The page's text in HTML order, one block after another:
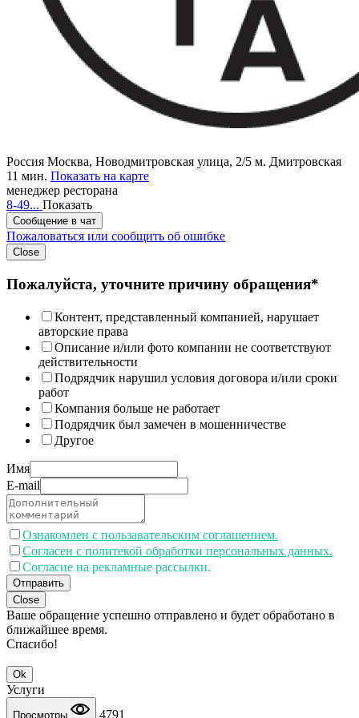
Россия Москва, Новодмитровская улица, 2/5 м. Дмитровская
11 мин. Показать на карте
менеджер ресторана
8-49... Показать
Сообщение в чат
Пожаловаться или сообщить об ошибке
Close
Пожалуйста, уточните причину обращения*
Контент, представленный компанией, нарушает
авторские права
Описание и/или фото компании не соответствуют
действительности
Подрядчик нарушил условия договора и/или сроки
работ
Компания больше не работает
Подрядчик был замечен в мошенничестве
Другое
Имя
E-mail
Ознакомлен с пользавательским соглашением.
Согласен с политекой обработки персональных данных.
Согласие на рекламные рассылки.
Отправить
Close
Ваше обращение успешно отправлено и будет обработано в
ближайшее время.
Спасибо!
Ok
Услуги
Просмотры 4791